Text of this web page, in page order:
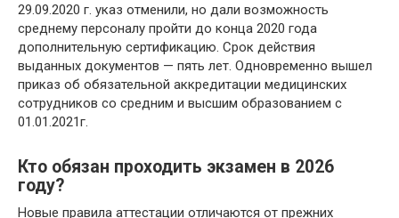
29.09.2020 г. указ отменили, но дали возможность
среднему персоналу пройти до конца 2020 года
дополнительную сертификацию. Срок действия
выданных документов — пять лет. Одновременно вышел
приказ об обязательной аккредитации медицинских
сотрудников со средним и высшим образованием с
01.01.2021г.
Кто обязан проходить экзамен в 2026
году?
Новые правила аттестации отличаются от прежних